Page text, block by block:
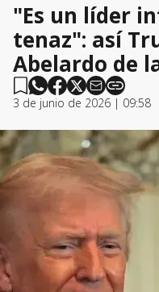
"Es un líder
tenaz": así
Abelardo de
3 de junio de 2026 | 09:58